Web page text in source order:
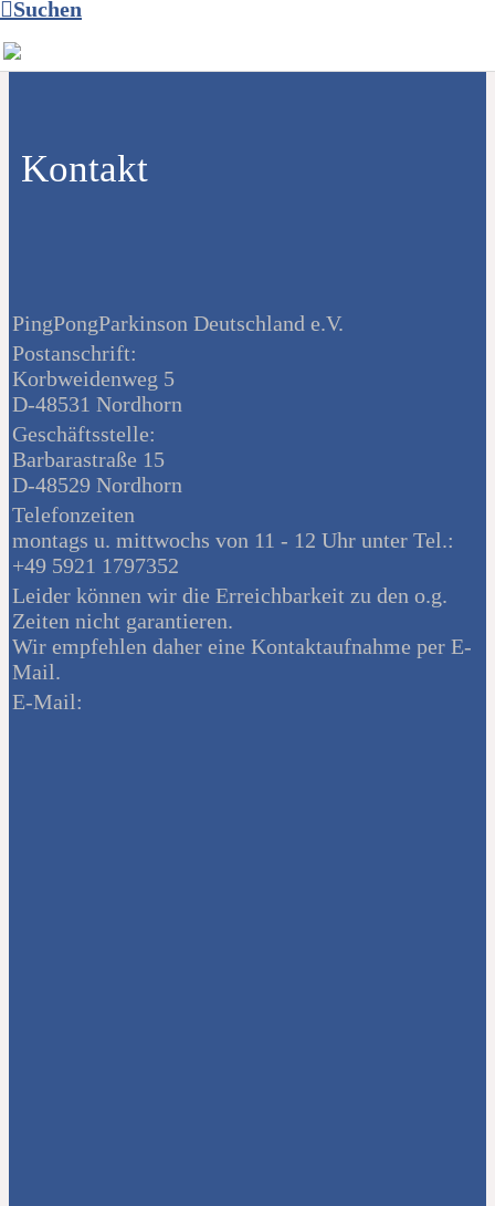
Suchen
Kontakt
PingPongParkinson Deutschland e.V.
Postanschrift:
Korbweidenweg 5
D-48531 Nordhorn
Geschäftsstelle:
Barbarastraße 15
D-48529 Nordhorn
Telefonzeiten
montags u. mittwochs von 11 - 12 Uhr unter Tel.:
+49 5921 1797352
Leider können wir die Erreichbarkeit zu den o.g.
Zeiten nicht garantieren.
Wir empfehlen daher eine Kontaktaufnahme per E-
Mail.
E-Mail: